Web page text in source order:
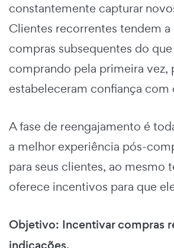
constantemente capturar
Clientes recorrentes tendem a
compras subsequentes do
comprando pela primeira vez,
estabeleceram confiança com
A fase de reengajamento é
a melhor experiência pós-
para seus clientes, ao mesmo
oferece incentivos para que
Objetivo: Incentivar compras